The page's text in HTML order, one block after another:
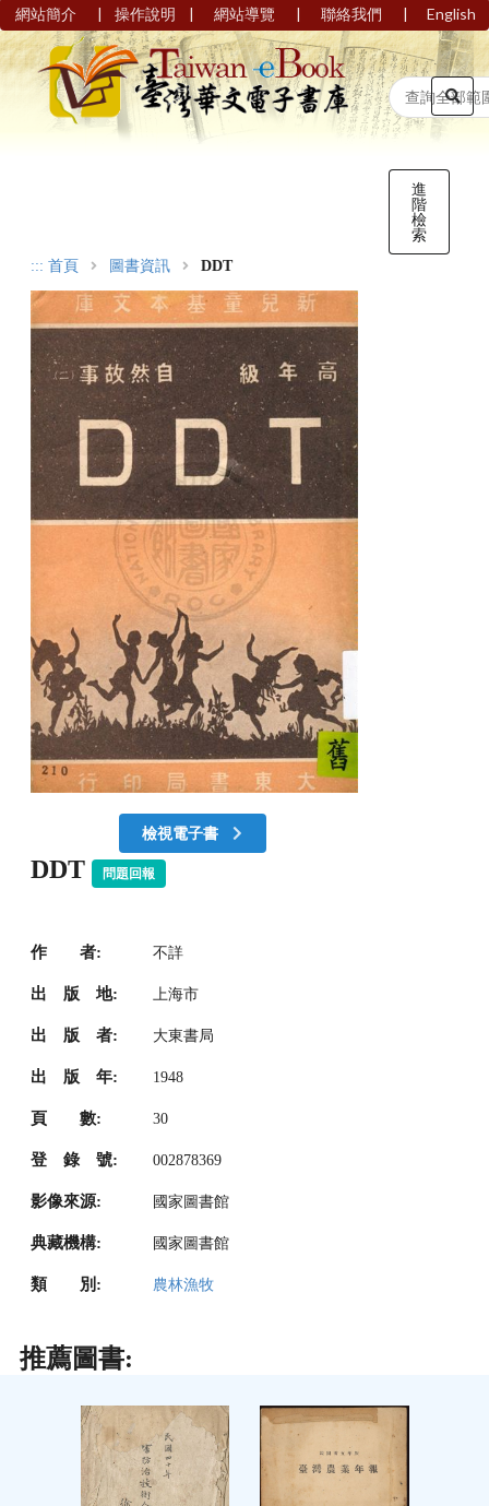
網站簡介 | 操作說明 | 網站導覽 | 聯絡我們 | English
進
階
檢
索
::: 首頁 圖書資訊 DDT
檢視電子書
DDT 問題回報
作 者: 不詳
出 版 地: 上海市
出 版 者: 大東書局
出 版 年: 1948
頁 數: 30
登 錄 號: 002878369
影像來源: 國家圖書館
典藏機構: 國家圖書館
類 別: 農林漁牧
推薦圖書: